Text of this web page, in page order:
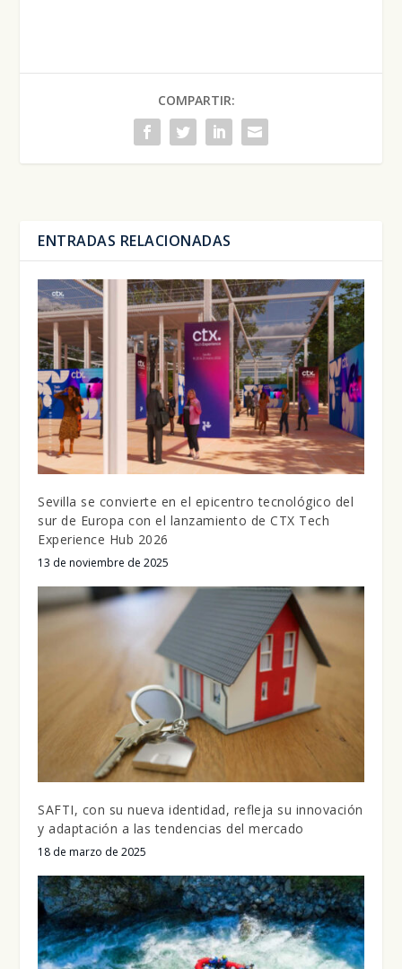
COMPARTIR:
ENTRADAS RELACIONADAS
Sevilla se convierte en el epicentro tecnológico del
sur de Europa con el lanzamiento de CTX Tech
Experience Hub 2026
13 de noviembre de 2025
SAFTI, con su nueva identidad, refleja su innovación
y adaptación a las tendencias del mercado
18 de marzo de 2025